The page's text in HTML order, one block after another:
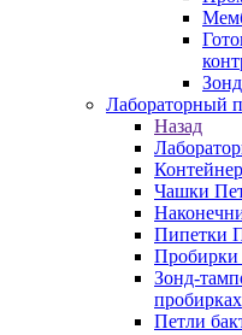
Лабораторный
Назад
Чашки
Пипетки
Пробирки
Зонд-
пробирках
Петли